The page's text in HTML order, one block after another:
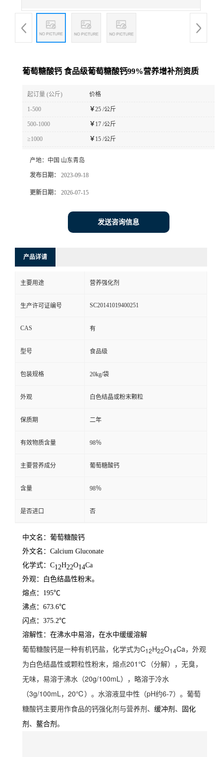
葡萄糖酸钙 食品级葡萄糖酸钙99%营养增补剂资质
起订量 (公斤) 价格
1-500 ￥25 /公斤
500-1000 ￥ 17 /公斤
≥1000 ￥ 15 /公斤
产地： 中国 山东青岛
发布日期： 2023-09-18
更新日期： 2026-07-15
发送咨询信息
产品详请
主要用途 营养强化剂
生产许可证编号 SC20141019400251
CAS 有
型号 食品级
包装规格 20kg/袋
外观 白色结晶或粉末颗粒
保质期 二年
有效物质含量 98％
主要营养成分 葡萄糖酸钙
含量 98％
是否进口 否
中文名：葡萄糖酸钙
外文名：Calcium Gluconate
化学式：C12H22O14Ca
外观：白色结晶性粉末。
熔点：195℃
沸点：673.6℃
闪点：375.2℃
溶解性：在沸水中易溶，在水中缓缓溶解
葡萄糖酸钙是一种有机钙盐，化学式为C12H22O14Ca，外观
为白色结晶性或颗粒性粉末，熔点201℃（分解），无臭，
无味，易溶于沸水（20g/100mL），略溶于冷水
（3g/100mL， 20℃）。水溶液显中性（pH约6-7）。葡萄
糖酸钙主要用作食品的钙强化剂与营养剂、 缓冲剂 、
固化
剂 、 鳌合剂 。